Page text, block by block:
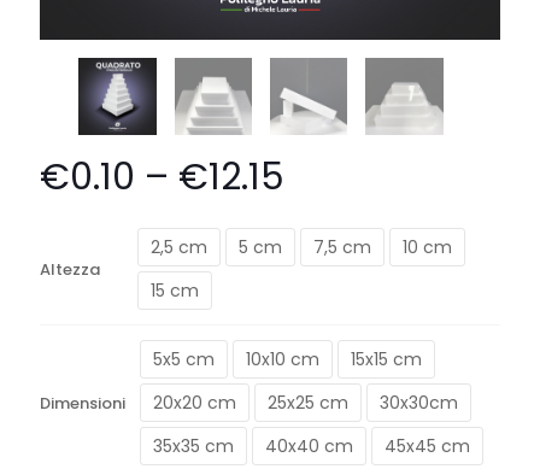
€0.10 – €12.15
Altezza
2,5 cm 5 cm 7,5 cm
10 cm
15 cm
Dimensioni
5x5 cm 10x10 cm
15x15 cm
20x20 cm
25x25 cm
30x30cm
35x35 cm
40x40 cm 45x45 cm